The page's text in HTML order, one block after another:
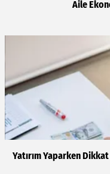
Aile
Yatırım Yaparken